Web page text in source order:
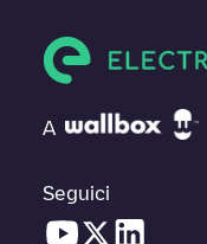
A
Seguici